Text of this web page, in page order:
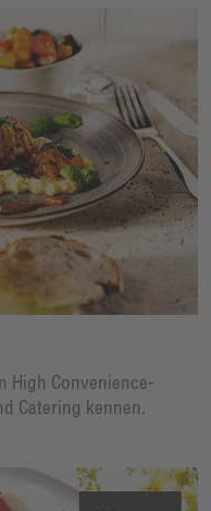
High Convenience-
Catering kennen.